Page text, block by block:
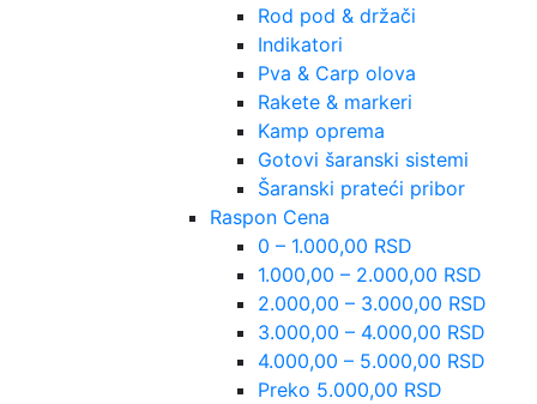
Rod pod & držači
Indikatori
Pva & Carp olova
Rakete & markeri
Kamp oprema
Gotovi šaranski sistemi
Šaranski prateći pribor
Raspon Cena
0 – 1.000,00 RSD
1.000,00 – 2.000,00 RSD
2.000,00 – 3.000,00 RSD
3.000,00 – 4.000,00 RSD
4.000,00 – 5.000,00 RSD
Preko 5.000,00 RSD